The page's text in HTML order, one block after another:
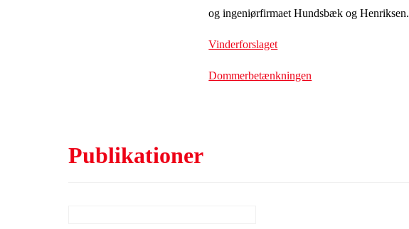
og ingeniørfirmaet Hundsbæk og Henriksen.
Vinderforslaget
Dommerbetænkningen
Publikationer